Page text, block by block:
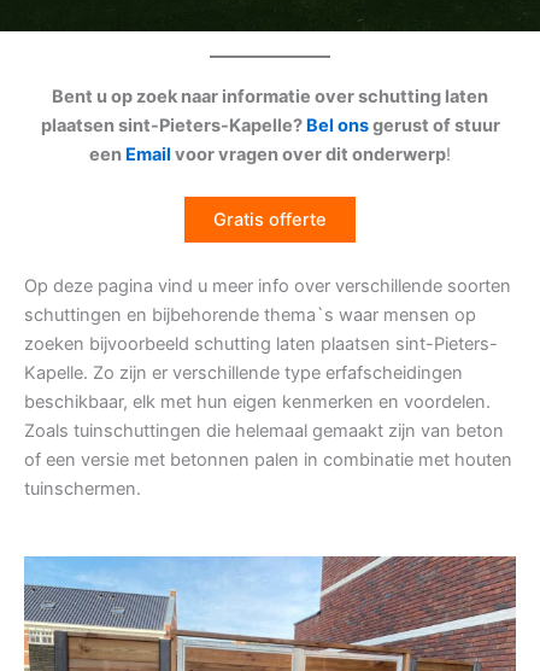
Bent u op zoek naar informatie over schutting laten
plaatsen sint-Pieters-Kapelle? Bel onsgerust of stuur
een Email voor vragen over dit onderwerp!
Gratis offerte
Op deze pagina vind u meer info over verschillende soorten
schuttingen en bijbehorende thema`s waar mensen op
zoeken bijvoorbeeld schutting laten plaatsen sint-Pieters-
Kapelle. Zo zijn er verschillende type erfafscheidingen
beschikbaar, elk met hun eigen kenmerken en voordelen.
Zoals tuinschuttingen die helemaal gemaakt zijn van beton
of een versie met betonnen palen in combinatie met houten
tuinschermen.